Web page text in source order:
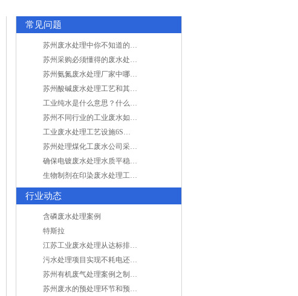
常见问题
苏州废水处理中你不知道的工艺全在这里
苏州采购必须懂得的废水处理问题，值得收藏！
苏州氨氮废水处理厂家中哪家最专业？
苏州酸碱废水处理工艺和其他废水处理的区别
工业纯水是什么意思？什么是纯水处理？
苏州不同行业的工业废水如何处理的？
工业废水处理工艺设施6S现场管理
苏州处理煤化工废水公司采用哪些工艺方法?
确保电镀废水处理水质平稳因素有哪些？
生物制剂在印染废水处理工艺技术中效果如何？
行业动态
含磷废水处理案例
特斯拉
江苏工业废水处理从达标排放到零排放
污水处理项目实现不耗电还省电的技术革新
苏州有机废气处理案例之制药类企业处理工艺
苏州废水的预处理环节和预计达到目的